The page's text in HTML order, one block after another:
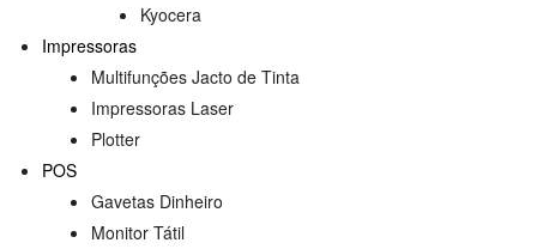
Kyocera
Impressoras
Multifunções Jacto de Tinta
Impressoras Laser
Plotter
POS
Gavetas Dinheiro
Monitor Tátil